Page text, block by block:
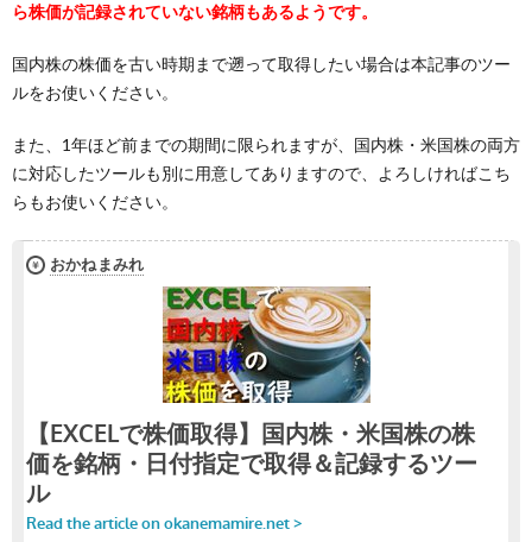
ら株価が記録されていない銘柄もあるようです。
国内株の株価を古い時期まで遡って取得したい場合は本記事のツー
ルをお使いください。
また、1年ほど前までの期間に限られますが、国内株・米国株の両方
に対応したツールも別に用意してありますので、よろしければこち
らもお使いください。